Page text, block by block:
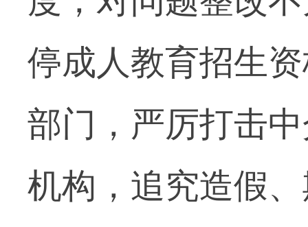
停成人教育招生
部门，严厉打击
机构，追究造假